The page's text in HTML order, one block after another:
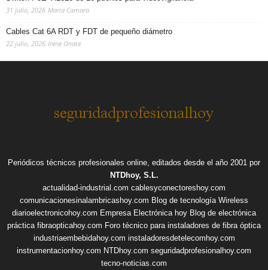
31 julio, 2026 Maria Camara
Cables Cat 6A RDT y FDT de pequeño diámetro
22 julio, 2026 Irene Onate
Periódicos técnicos profesionales online, editados desde el año 2001 por
NTDhoy, S.L.
actualidad-industrial.com cablesyconectoreshoy.com
comunicacionesinalambricashoy.com Blog de tecnología Wireless
diarioelectronicohoy.com Empresa Electrónica hoy Blog de electrónica
práctica fibraopticahoy.com Foro técnico para instaladores de fibra óptica
industriaembebidahoy.com instaladoresdetelecomhoy.com
instrumentacionhoy.com NTDhoy.com seguridadprofesionalhoy.com
tecno-noticias.com